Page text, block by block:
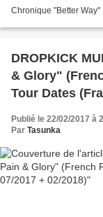
Chronique "Better Way"
DROPKICK
& Glory"
Tour Dates
Publié le 22/02/2017 à
Par Tasunka